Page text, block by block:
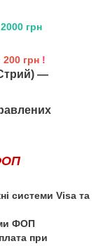
2000 грн
200 грн !
—
системи Visa та
ФОП
при